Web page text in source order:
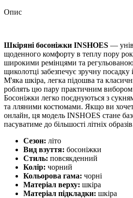
Опис
Шкіряні босоніжки INSHOES —
щоденного комфорту в теплу пору
широкими ремінцями та регульованою
щиколотці забезпечує зручну посадку
М'яка шкіра, легка підошва та
роблять цю пару практичним
Босоніжки легко поєднуються з
та лляними костюмами. Якщо ви
онлайн, ця модель INSHOES стане
пасуватиме до більшості літніх
Сезон: літо
Вид взуття: босоніжки
Стиль: повсякденний
Колір: чорний
Кольорова гама: чорні
Матеріал верху: шкіра
Матеріал підкладки: шкіра